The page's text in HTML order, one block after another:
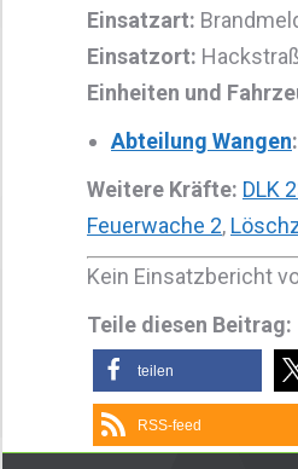
Einsatzart:
Einsatzort:
Einheiten und
Abteilung Wangen:
Weitere Kräfte: DLK
Feuerwache 2,
Kein Einsatzbericht
Teile diesen Beitrag:
teilen
RSS-feed